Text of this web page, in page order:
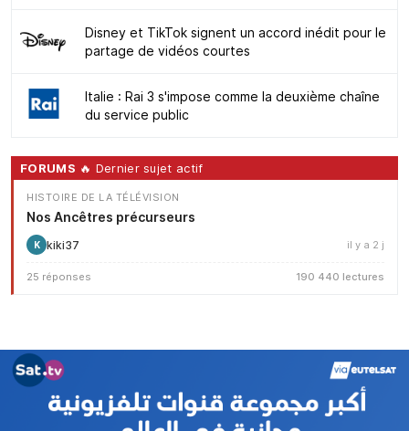
Disney et TikTok signent un accord inédit pour le
partage de vidéos courtes
Italie : Rai 3 s'impose comme la deuxième chaîne
du service public
FORUMS 🔥 Dernier sujet actif
HISTOIRE DE LA TÉLÉVISION
Nos Ancêtres précurseurs
K kiki37 il y a 2 j
25 réponses 190 440 lectures